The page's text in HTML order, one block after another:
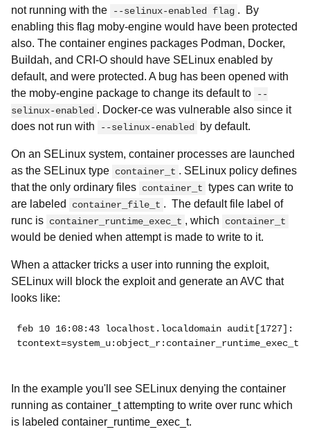
not running with the
--selinux-enabled flag . By
enabling this flag moby-engine would have been protected
also. The container engines packages Podman, Docker,
Buildah, and CRI-O should have SELinux enabled by
default, and were protected. A bug has been opened with
the moby-engine package to change its default to
--
selinux-enabled . Docker-ce was vulnerable also since it
does not run with
--selinux-enabled by default.
On an SELinux system, container processes are launched
as the SELinux type container_t . SELinux policy defines
that the only ordinary files container_t types can write to
are labeled
container_file_t . The default file label of
runc is container_runtime_exec_t , which container_t
would be denied when attempt is made to write to it.
When a attacker tricks a user into running the exploit,
SELinux will block the exploit and generate an AVC that
looks like:
feb 10 16:08:43 localhost.localdomain audit[1727]:
In the example you'll see SELinux denying the container
running as container_t attempting to write over runc which
is labeled container_runtime_exec_t.